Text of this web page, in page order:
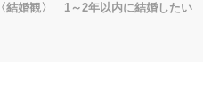
〈結婚観〉 1～2年以内に結婚したい